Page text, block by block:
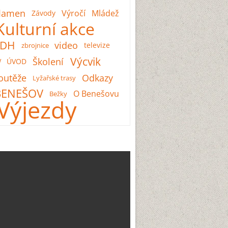
Závody Výročí Mládež
akce
zbrojnice video
televize
ÚVOD Školení Výcvik
Lyžařské trasy Odkazy
Bežky O Benešovu